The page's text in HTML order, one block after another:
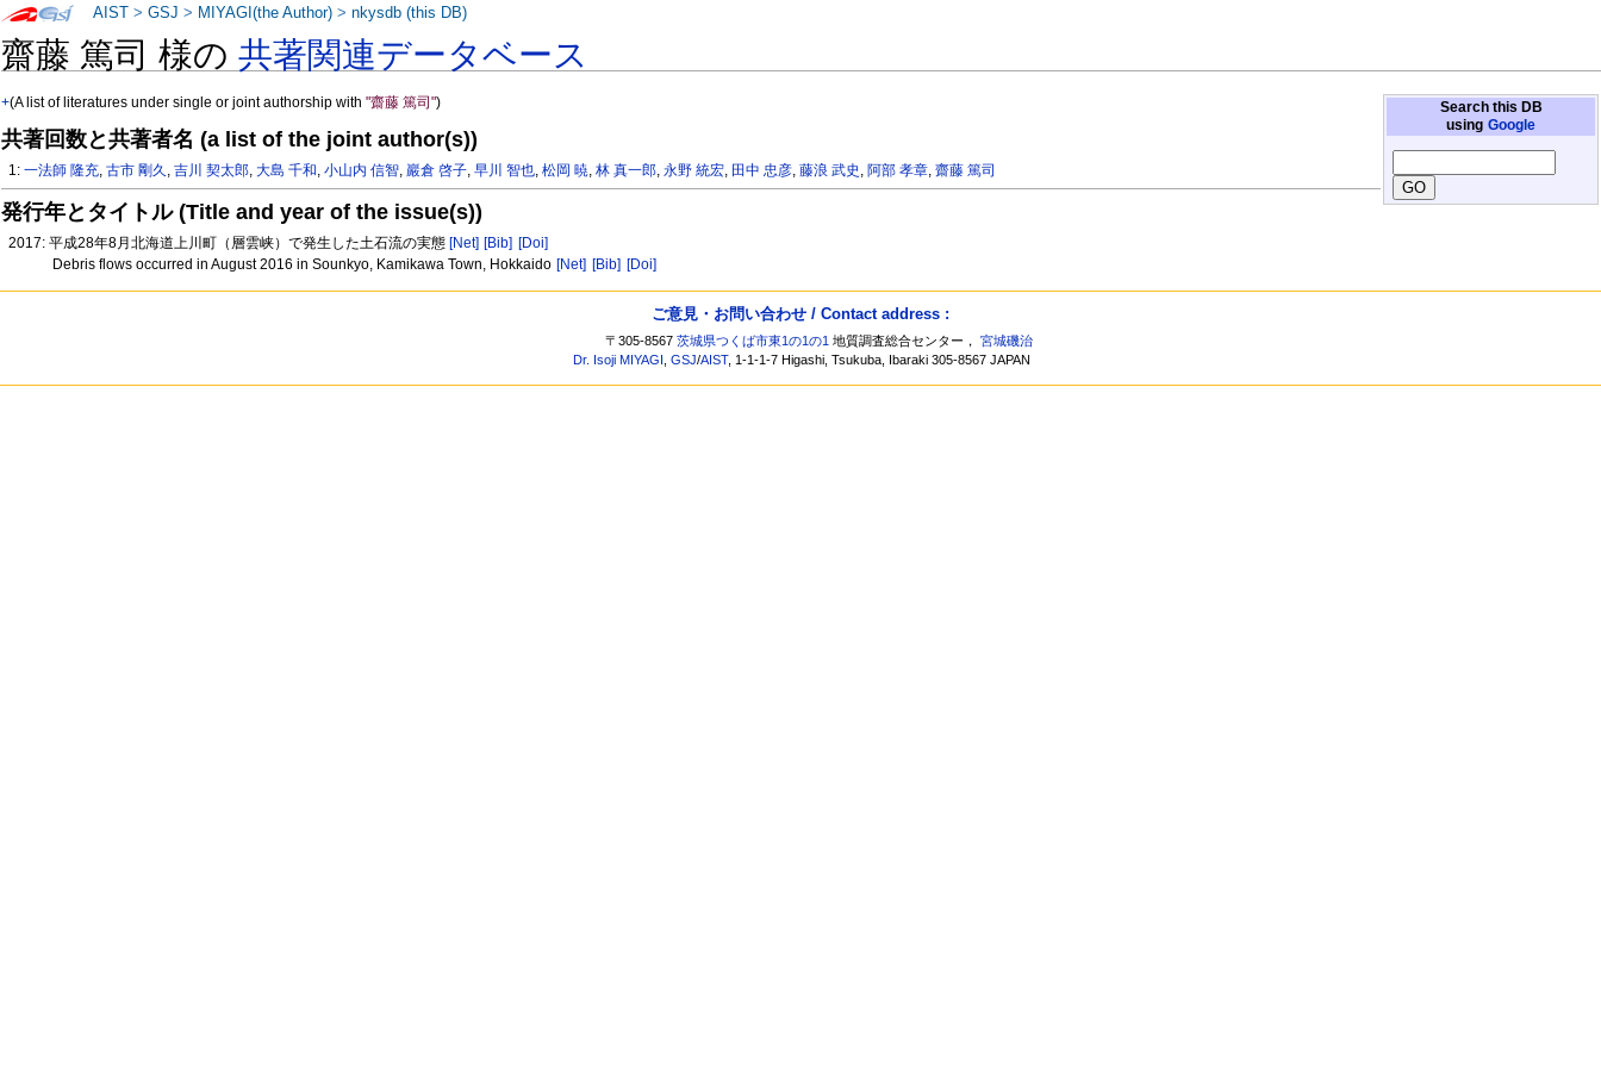
齋藤 篤司 様の共著関連データベース
Search this DB
using Google
+(A list of literatures under single or joint authorship with"齋藤 篤司")
共著回数と共著者名 (a list of the joint author(s))
1:一法師 隆充,古市 剛久 ,吉川 契太郎,大島 千和,小山内 信智, 巖倉 啓子,早川 智也,松岡 暁,林 真一郎,永野 統宏, 田中 忠彦,藤浪 武史 , 阿部 孝章,齋藤 篤司
発行年とタイトル (Title and year of the issue(s))
2017: 平成28年8月北海道上川町（層雲峡）で発生した土石流の実態 [Net] [Bib] [Doi]
Debris flows occurred in August 2016 in Sounkyo, Kamikawa Town, Hokkaido [Net] [Bib] [Doi]
AIST >GSJ > MIYAGI(the Author) >nkysdb (this DB)
ご意見・お問い合わせ / Contact address :
〒305-8567茨城県つくば市東1の1の1 地質調査総合センター，宮城磯治
Dr. Isoji MIYAGI ,GSJ/AIST, 1-1-1-7 Higashi, Tsukuba, Ibaraki 305-8567 JAPAN